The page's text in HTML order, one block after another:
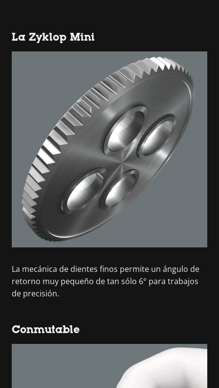
La Zyklop Mini
La mecánica de dientes finos permite un ángulo de
retorno muy pequeño de tan sólo 6° para trabajos
de precisión.
Conmutable